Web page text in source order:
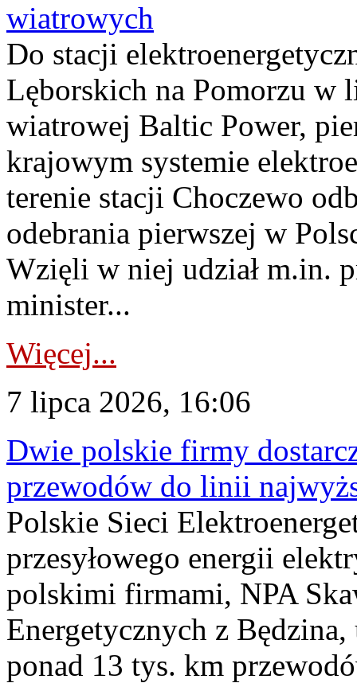
wiatrowych
Do stacji
Lęborskich na Pomorzu w
wiatrowej Baltic Power,
krajowym systemie
terenie stacji Choczewo
odebrania pierwszej w
Wzięli w niej udział m.in.
minister...
Więcej...
7 lipca 2026, 16:06
Dwie polskie firmy
przewodów do linii
Polskie Sieci
przesyłowego energii
polskimi firmami, NPA
Energetycznych z
ponad 13 tys. km